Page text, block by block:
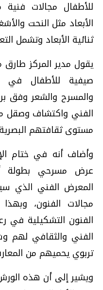
للأطفال مجالات فنية
الأبعاد مثل النحت
ثنائية الأبعاد وتشمل
يقول مدير المركز
صيفية للأطفال في
والمسرح والشعر وفق
الفني واكتشاف وصقل
مستوى ثقافتهم
وأضاف أنه في ختام
عرض مسرحي بطولة
المعرض الفني الذي
مجالات الفنون،
الفنون التشكيلية في
الفني والثقافي لهم
تربوي يحميهم من
ويشير إلى أن هذه